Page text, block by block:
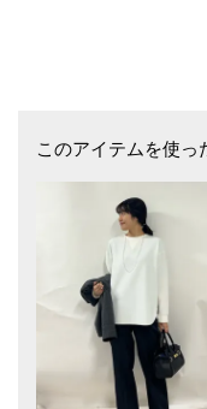
トが綺麗に出るのが特徴で
きちんと感のある表面感
抜群の素材になっていま
ご自宅で手洗いが可能です
■コーディネート
Tシャツやカットソーで
コーディネートができます
フロントインでセンター
■お問い合わせ品番：313-
このアイテムを使っ